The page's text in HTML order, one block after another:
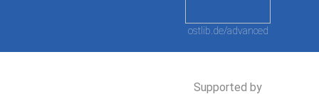
ostlib.de/advanced
Supported by